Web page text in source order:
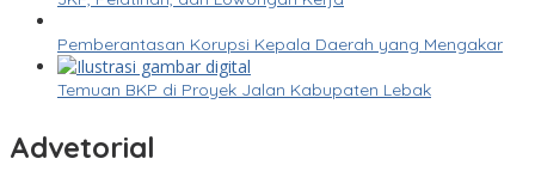
Pemberantasan Korupsi Kepala Daerah yang Mengakar
Temuan BKP di Proyek Jalan Kabupaten Lebak
Advetorial